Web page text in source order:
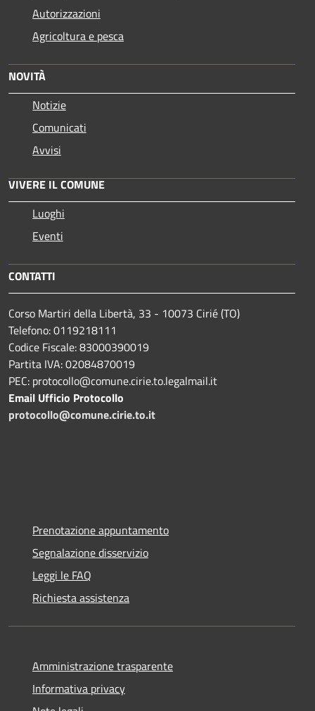
Autorizzazioni
Agricoltura e pesca
NOVITÀ
Notizie
Comunicati
Avvisi
VIVERE IL COMUNE
Luoghi
Eventi
CONTATTI
Corso Martiri della Libertà, 33 - 10073 Cirié (TO)
Telefono: 0119218111
Codice Fiscale: 83000390019
Partita IVA: 02084870019
PEC: protocollo@comune.cirie.to.legalmail.it
Email Ufficio Protocollo
protocollo@comune.cirie.to.it
Prenotazione appuntamento
Segnalazione disservizio
Leggi le FAQ
Richiesta assistenza
Amministrazione trasparente
Informativa privacy